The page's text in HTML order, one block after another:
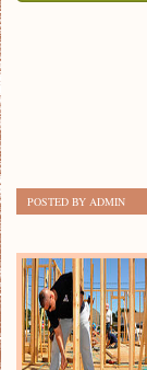
POSTED BY ADMIN